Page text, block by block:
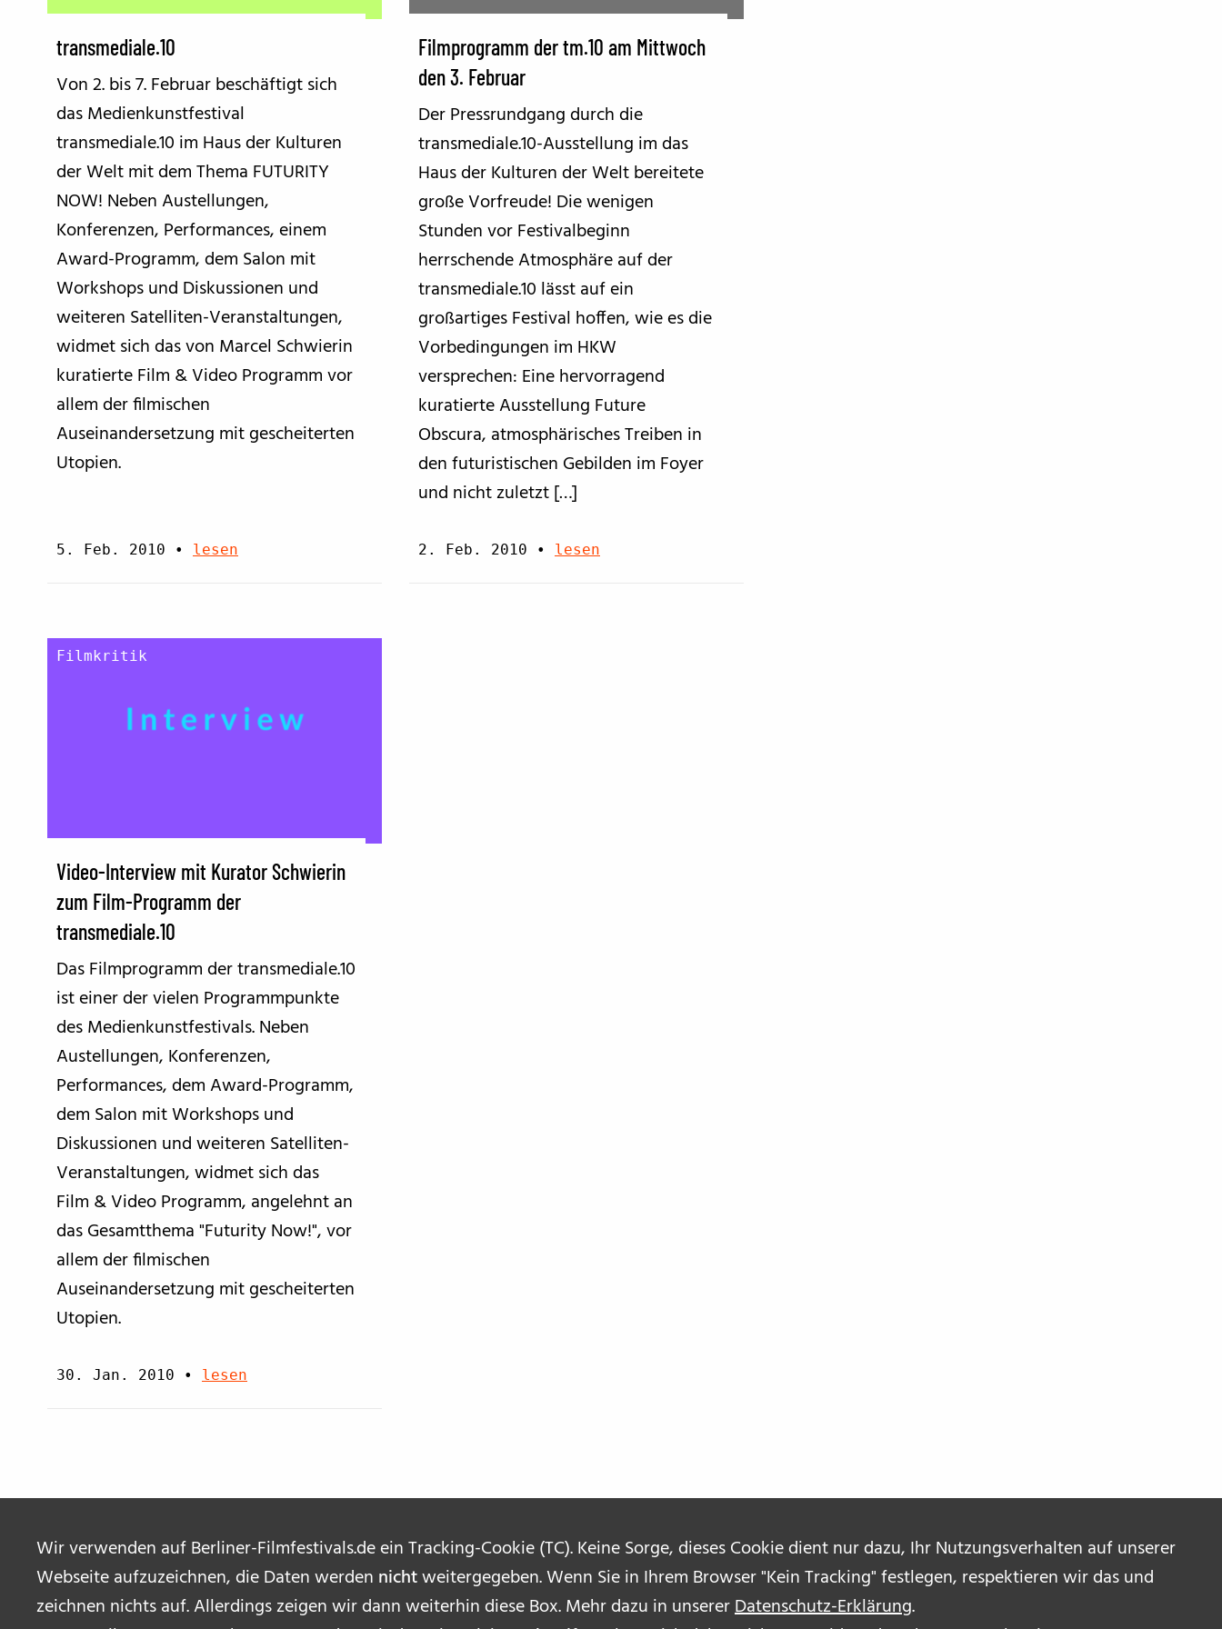
Wir verwenden auf Berliner-Filmfestivals.de ein Tracking-Cookie (TC). Keine Sorge, dieses Cookie dient nur dazu, Ihr Nutzungsverhalten auf unserer
Webseite aufzuzeichnen, die Daten werden nichtweitergegeben. Wenn Sie in Ihrem Browser "Kein Tracking" festlegen, respektieren wir das und
zeichnen nichts auf. Allerdings zeigen wir dann weiterhin diese Box. Mehr dazu in unsererDatenschutz-Erklärung.
BFF ON THE ROAD
transmediale.10
Von 2. bis 7. Februar beschäftigt sich
das Medienkunstfestival
transmediale.10 im Haus der Kulturen
der Welt mit dem Thema FUTURITY
NOW! Neben Austellungen,
Konferenzen, Performances, einem
Award-Programm, dem Salon mit
Workshops und Diskussionen und
weiteren Satelliten-Veranstaltungen,
widmet sich das von Marcel Schwierin
kuratierte Film & Video Programm vor
allem der filmischen
Auseinandersetzung mit gescheiterten
Utopien.
5. Feb. 2010 • lesen
Filmprogramm der tm.10 am Mittwoch
den 3. Februar
Der Pressrundgang durch die
transmediale.10-Ausstellung im das
Haus der Kulturen der Welt bereitete
große Vorfreude! Die wenigen
Stunden vor Festivalbeginn
herrschende Atmosphäre auf der
transmediale.10 lässt auf ein
großartiges Festival hoffen, wie es die
Vorbedingungen im HKW
versprechen: Eine hervorragend
kuratierte Ausstellung Future
Obscura, atmosphärisches Treiben in
den futuristischen Gebilden im Foyer
und nicht zuletzt […]
2. Feb. 2010 • lesen
Filmkritik
Video-Interview mit Kurator Schwierin
zum Film-Programm der
transmediale.10
Das Filmprogramm der transmediale.10
ist einer der vielen Programmpunkte
des Medienkunstfestivals. Neben
Austellungen, Konferenzen,
Performances, dem Award-Programm,
dem Salon mit Workshops und
Diskussionen und weiteren Satelliten-
Veranstaltungen, widmet sich das
Film & Video Programm, angelehnt an
das Gesamtthema "Futurity Now!", vor
allem der filmischen
Auseinandersetzung mit gescheiterten
Utopien.
30. Jan. 2010 • lesen